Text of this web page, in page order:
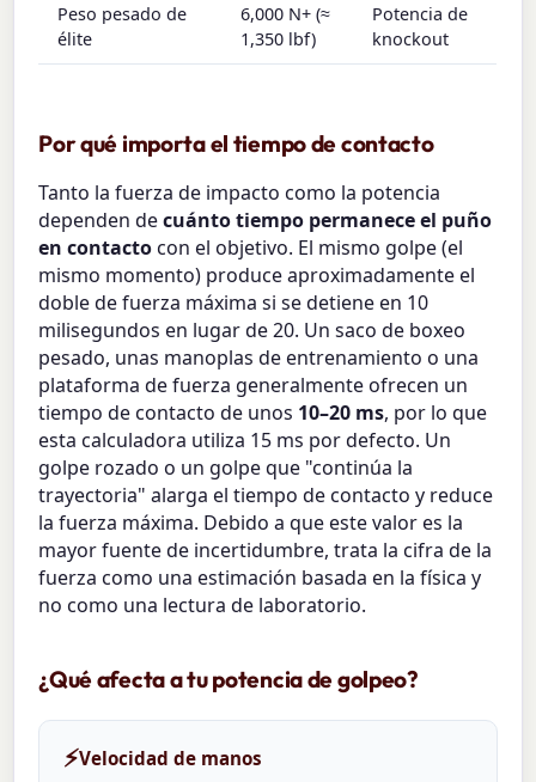
Peso pesado de
élite
6,000 N+ (≈
1,350 lbf)
Potencia de
knockout
Por qué importa el tiempo de contacto
Tanto la fuerza de impacto como la potencia
dependen decuánto tiempo permanece el puño
en contactocon el objetivo. El mismo golpe (el
mismo momento) produce aproximadamente el
doble de fuerza máxima si se detiene en 10
milisegundos en lugar de 20. Un saco de boxeo
pesado, unas manoplas de entrenamiento o una
plataforma de fuerza generalmente ofrecen un
tiempo de contacto de unos 10–20 ms, por lo que
esta calculadora utiliza 15 ms por defecto. Un
golpe rozado o un golpe que "continúa la
trayectoria" alarga el tiempo de contacto y reduce
la fuerza máxima. Debido a que este valor es la
mayor fuente de incertidumbre, trata la cifra de la
fuerza como una estimación basada en la física y
no como una lectura de laboratorio.
¿Qué afecta a tu potencia de golpeo?
⚡Velocidad de manos